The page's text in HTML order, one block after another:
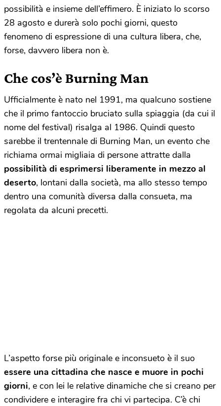
possibilità e insieme dell’effimero. È iniziato lo scorso
28 agosto e durerà solo pochi giorni, questo
fenomeno di espressione di una cultura libera, che,
forse, davvero libera non è.
Che cos’è Burning Man
Ufficialmente è nato nel 1991, ma qualcuno sostiene
che il primo fantoccio bruciato sulla spiaggia (da cui il
nome del festival) risalga al 1986. Quindi questo
sarebbe il trentennale di Burning Man, un evento che
richiama ormai migliaia di persone attratte dalla
possibilità di esprimersi liberamente in mezzo al
deserto, lontani dalla società, ma allo stesso tempo
dentro una comunità diversa dalla consueta, ma
regolata da alcuni precetti.
L’aspetto forse più originale e inconsueto è il suo
essere una cittadina che nasce e muore in pochi
giorni, e con lei le relative dinamiche che si creano per
condividere e interagire fra chi vi partecipa. C’è chi